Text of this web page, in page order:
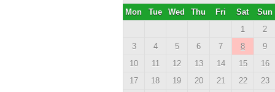
Mon Tue Wed Thu Fri Sat
Sun
1
2
3
4 5 6 7 8
9
10
11 12 13 14 15
16
17
18 19 20 21 22
23